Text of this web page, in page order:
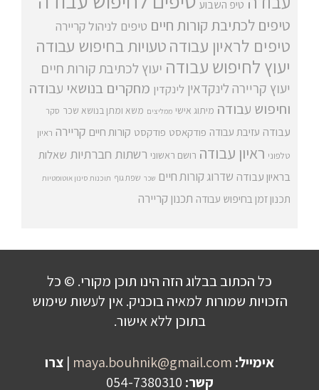
טיפ השבוע
טיפים לכתיבת קורות חיים טיפים לניהול קריירה
טיפים לראיון עבודהטעויות בחיפוש עבודה
יעוץ לחיפוש עבודה יעוץ לכתיבת קורות חיים
יעוץ קריירה לינקדאין לינקדין מחקרים בנושאי עבודה
וחיפוש עבודה מיתוג אישי ממליצים משא ומתן בנושא שכר סקר
עבודה עזיבת עבודה פודקאסט פודקסט קורות חיים קריירה ראיון
טלפוני ראיון עבודה רושם ראשוני רשתות חברתיות שאלות
בראיון עבודה שדרוג קורות חיים שכר שפת גוף תוכנות סינון אוטומטיות
תכנון זמן בחיפוש עבודה תכנון קריירה
כל הכתוב בבלוג הזה הינו תוכן מקורי. © כל
הזכויות שמורות למאיה בוכניק. אין לעשות שימוש
בתוכן ללא אישור.
אימייל: maya.bouhnik@gmail.com
| צרו
קשר: